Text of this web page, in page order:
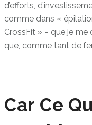
d’efforts,
comme dans «
CrossFit » – que je
que, comme tant de
Car Ce